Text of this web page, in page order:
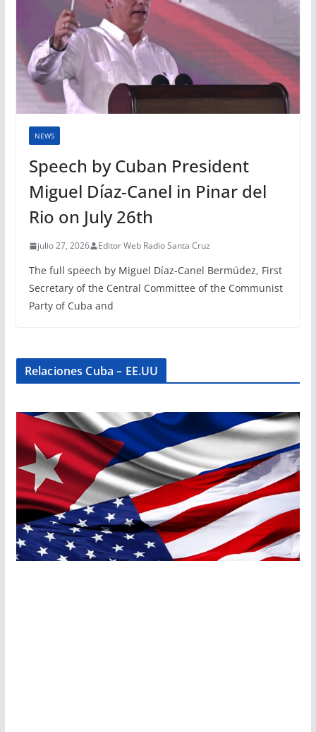
NEWS
Speech by Cuban President
Miguel Díaz-Canel in Pinar del
Rio on July 26th
julio 27, 2026 Editor Web Radio Santa Cruz
The full speech by Miguel Díaz-Canel Bermúdez, First
Secretary of the Central Committee of the Communist
Party of Cuba and
Relaciones Cuba – EE.UU